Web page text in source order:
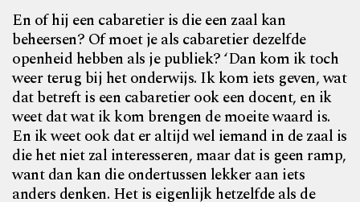
En of hij een cabaretier is die een zaal kan
beheersen? Of moet je als cabaretier dezelfde
openheid hebben als je publiek? ‘Dan kom ik toch
weer terug bij het onderwijs. Ik kom iets geven, wat
dat betreft is een cabaretier ook een docent, en ik
weet dat wat ik kom brengen de moeite waard is.
En ik weet ook dat er altijd wel iemand in de zaal is
die het niet zal interesseren, maar dat is geen ramp,
want dan kan die ondertussen lekker aan iets
anders denken. Het is eigenlijk hetzelfde als de